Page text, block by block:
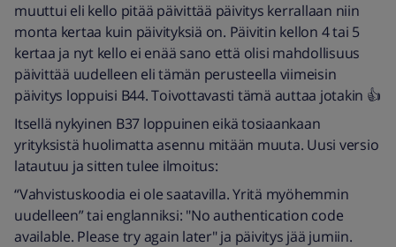
muuttui eli kello pitää päivittää päivitys kerrallaan niin
monta kertaa kuin päivityksiä on. Päivitin kellon 4 tai 5
kertaa ja nyt kello ei enää sano että olisi mahdollisuus
päivittää uudelleen eli tämän perusteella viimeisin
päivitys loppuisi B44. Toivottavasti tämä auttaa jotakin 👍
Itsellä nykyinen B37 loppuinen eikä tosiaankaan
yrityksistä huolimatta asennu mitään muuta. Uusi versio
latautuu ja sitten tulee ilmoitus:
“Vahvistuskoodia ei ole saatavilla. Yritä myöhemmin
uudelleen” tai englanniksi: "No authentication code
available. Please try again later" ja päivitys jää jumiin.